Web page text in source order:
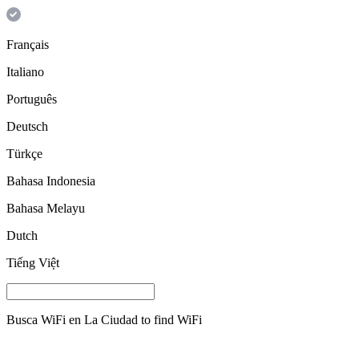
Français
Italiano
Português
Deutsch
Türkçe
Bahasa Indonesia
Bahasa Melayu
Dutch
Tiếng Việt
Busca WiFi en La Ciudad to find WiFi